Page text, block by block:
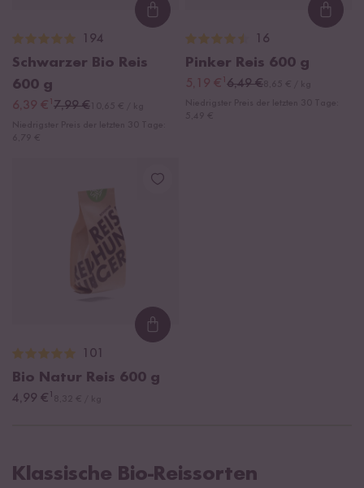
Loading...
194
Schwarzer Bio Reis
600 g
6,39 € ¹7,99 €
16
Pinker Reis 600 g
5,19 € ¹6,49 €
Loading...
101
Bio Natur Reis 600 g
4,99 € ¹
Klassische Bio-Reissorten